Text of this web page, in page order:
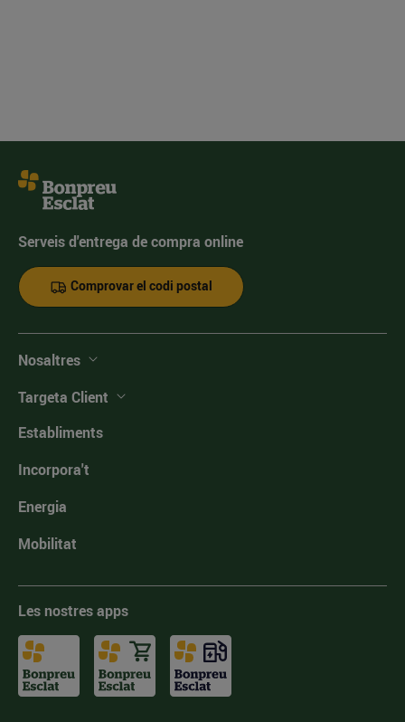
Serveis d'entrega de compra online
Comprovar el codi postal
Nosaltres
Targeta Client
Establiments
Incorpora't
Energia
Mobilitat
Les nostres apps